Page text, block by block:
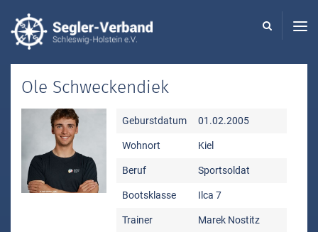
Ole Schweckendiek
Geburstdatum 01.02.2005
Wohnort Kiel
Beruf Sportsoldat
Bootsklasse Ilca 7
Trainer Marek Nostitz